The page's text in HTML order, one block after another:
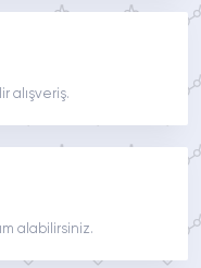
alışveriş.
alabilirsiniz.